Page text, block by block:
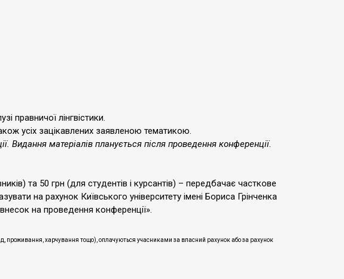
правничої лінгвістики.
усіх зацікавлених заявленою тематикою.
Видання матеріалів планується після проведення конференції.
та 50 грн (для студентів і курсантів) – передбачає часткове
на рахунок Київського університету імені Бориса Грінченка
на проведення конференції».
проживання, харчування тощо), оплачуються учасниками за власний рахунок або за рахунок